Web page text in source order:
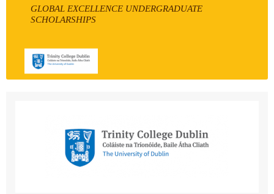
GLOBAL EXCELLENCE UNDERGRADUATE
SCHOLARSHIPS